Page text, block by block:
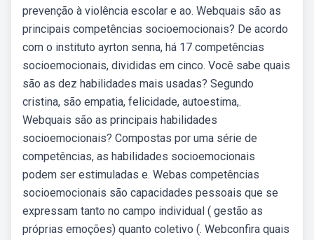
prevenção à violência escolar e ao. Webquais são as
principais competências socioemocionais? De acordo
com o instituto ayrton senna, há 17 competências
socioemocionais, divididas em cinco. Você sabe quais
são as dez habilidades mais usadas? Segundo
cristina, são empatia, felicidade, autoestima,.
Webquais são as principais habilidades
socioemocionais? Compostas por uma série de
competências, as habilidades socioemocionais
podem ser estimuladas e. Webas competências
socioemocionais são capacidades pessoais que se
expressam tanto no campo individual ( gestão as
próprias emoções) quanto coletivo (. Webconfira quais